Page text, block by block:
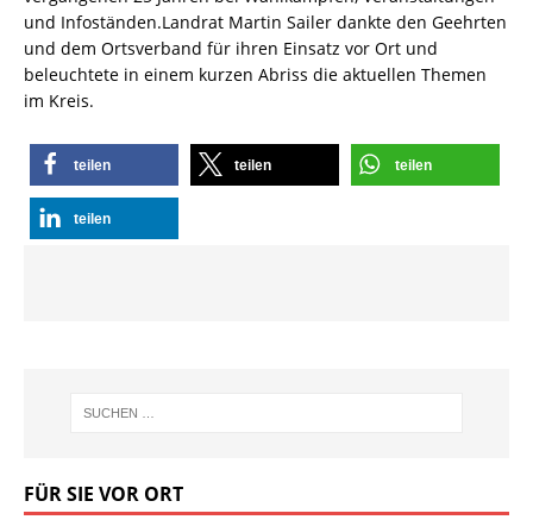
und Infoständen.Landrat Martin Sailer dankte den Geehrten
und dem Ortsverband für ihren Einsatz vor Ort und
beleuchtete in einem kurzen Abriss die aktuellen Themen
im Kreis.
teilen teilen teilen
teilen
FÜR SIE VOR ORT